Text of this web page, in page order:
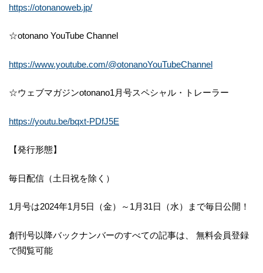
https://otonanoweb.jp/
☆otonano YouTube Channel
https://www.youtube.com/@otonanoYouTubeChannel
☆ウェブマガジンotonano1月号スペシャル・トレーラー
https://youtu.be/bqxt-PDfJ5E
【発行形態】
毎日配信（土日祝を除く）
1月号は2024年1月5日（金）～1月31日（水）まで毎日公開！
創刊号以降バックナンバーのすべての記事は、 無料会員登録
で閲覧可能